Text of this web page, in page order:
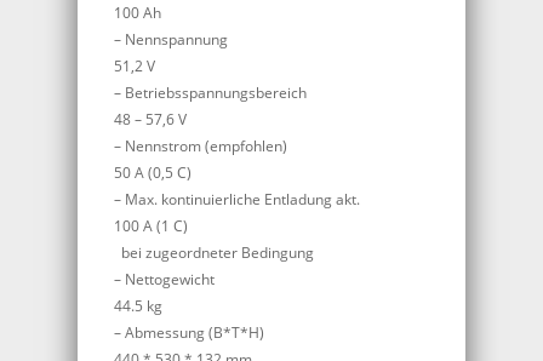
100 Ah
– Nennspannung
51,2 V
– Betriebsspannungsbereich
48 – 57,6 V
– Nennstrom (empfohlen)
50 A (0,5 C)
– Max. kontinuierliche Entladung akt.
100 A (1 C)
bei zugeordneter Bedingung
– Nettogewicht
44.5 kg
– Abmessung (B*T*H)